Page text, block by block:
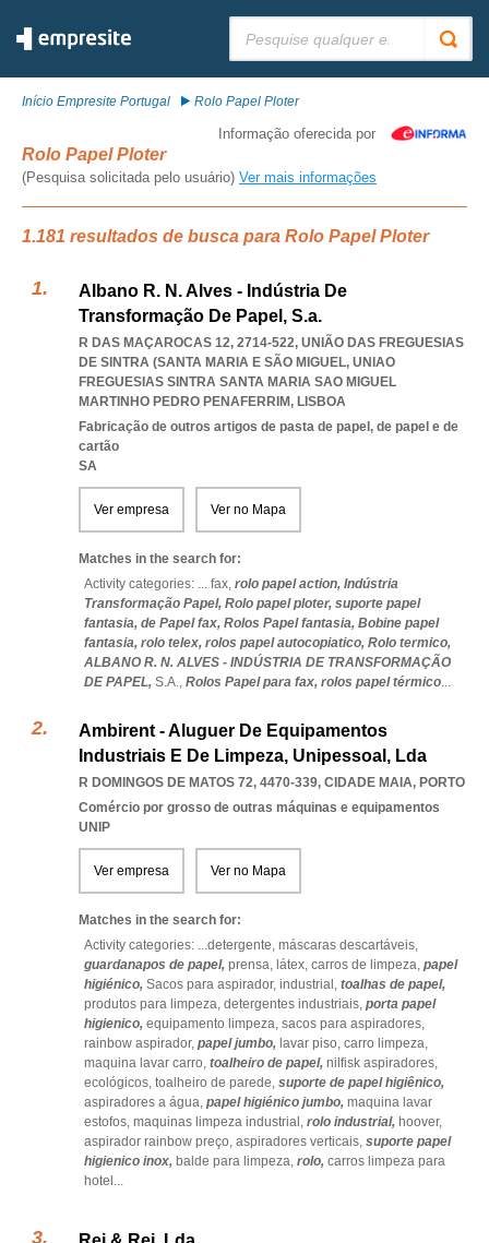
Início Empresite Portugal Rolo Papel Ploter
Informação oferecida por
Rolo Papel Ploter
(Pesquisa solicitada pelo usuário) Ver mais informações
1.181 resultados de busca para Rolo Papel Ploter
Albano R. N. Alves - Indústria De
Transformação De Papel, S.a.
R DAS MAÇAROCAS 12, 2714-522, UNIÃO DAS FREGUESIAS
DE SINTRA (SANTA MARIA E SÃO MIGUEL, UNIAO
FREGUESIAS SINTRA SANTA MARIA SAO MIGUEL
MARTINHO PEDRO PENAFERRIM, LISBOA
Fabricação de outros artigos de pasta de papel, de papel e de
cartão
SA
Ver empresa Ver no Mapa
Matches in the search for:
Activity categories: ... fax, rolo papel action, Indústria
Transformação Papel, Rolo papel ploter, suporte papel
fantasia, de Papel fax, Rolos Papel fantasia, Bobine papel
fantasia, rolo telex, rolos papel autocopiatico, Rolo termico,
ALBANO R. N. ALVES - INDÚSTRIA DE TRANSFORMAÇÃO
DE PAPEL, S.A., Rolos Papel para fax, rolos papel térmico...
Ambirent - Aluguer De Equipamentos
Industriais E De Limpeza, Unipessoal, Lda
R DOMINGOS DE MATOS 72, 4470-339, CIDADE MAIA, PORTO
Comércio por grosso de outras máquinas e equipamentos
UNIP
Ver empresa Ver no Mapa
Matches in the search for:
Activity categories: ...detergente, máscaras descartáveis,
guardanapos de papel, prensa, látex, carros de limpeza, papel
higiénico, Sacos para aspirador, industrial, toalhas de papel,
produtos para limpeza, detergentes industriais, porta papel
higienico, equipamento limpeza, sacos para aspiradores,
rainbow aspirador, papel jumbo, lavar piso, carro limpeza,
maquina lavar carro, toalheiro de papel, nilfisk aspiradores,
ecológicos, toalheiro de parede, suporte de papel higiênico,
aspiradores a água, papel higiénico jumbo, maquina lavar
estofos, maquinas limpeza industrial, rolo industrial, hoover,
aspirador rainbow preço, aspiradores verticais, suporte papel
higienico inox, balde para limpeza, rolo, carros limpeza para
hotel ...